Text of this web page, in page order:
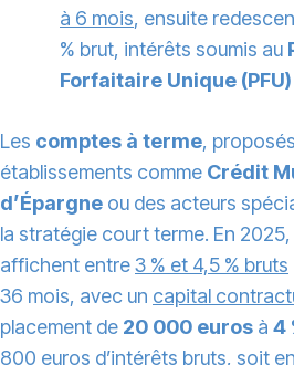
à 6 mois, ensuite
% brut, intérêts soumis au
Forfaitaire Unique
Les comptes à terme,
établissements comme Crédit
d’Épargne ou des acteurs
la stratégie court terme. En
affichent entre3 % et 4,5 % bruts
36 mois, avec un capital
placement de 20 000 euros à 4
800 euros d’intérêts bruts, soit